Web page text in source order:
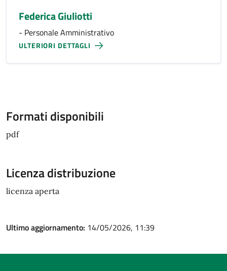
Federica Giuliotti
- Personale Amministrativo
ULTERIORI DETTAGLI
Formati disponibili
pdf
Licenza distribuzione
licenza aperta
Ultimo aggiornamento: 14/05/2026, 11:39